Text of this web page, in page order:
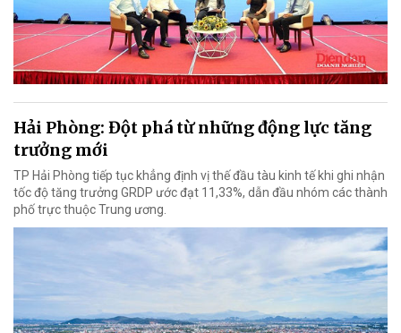
Hải Phòng: Đột phá từ những động lực tăng
trưởng mới
TP Hải Phòng tiếp tục khẳng định vị thế đầu tàu kinh tế khi ghi nhận
tốc độ tăng trưởng GRDP ước đạt 11,33%, dẫn đầu nhóm các thành
phố trực thuộc Trung ương.